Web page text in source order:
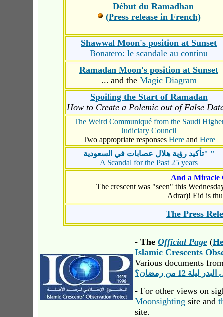
Début du Ramadhan
(Press release in French)
Shawwal Moon's position at Sunset
Bonatero: le scandale au continu
Ramadan Moon's position at Sunset
... and the Magic Diagram
Spoiling the Start of Ramadan
How to Create a Polemic out of False
The Weird Communiqué from the Saudi
Judiciary Council
Two appropriate responses Hereand Here
تأكيد رؤية هلال عصابات في السعودية" "
A Scandal for the Past 25 years
And a Miracle
The crescent was "seen" this
Adrar)! Eid is
The Press
- The Official Page (
Islamic Crescents
Various documents
من رمضان؟
- For other views on
Moonsighting site and
site.